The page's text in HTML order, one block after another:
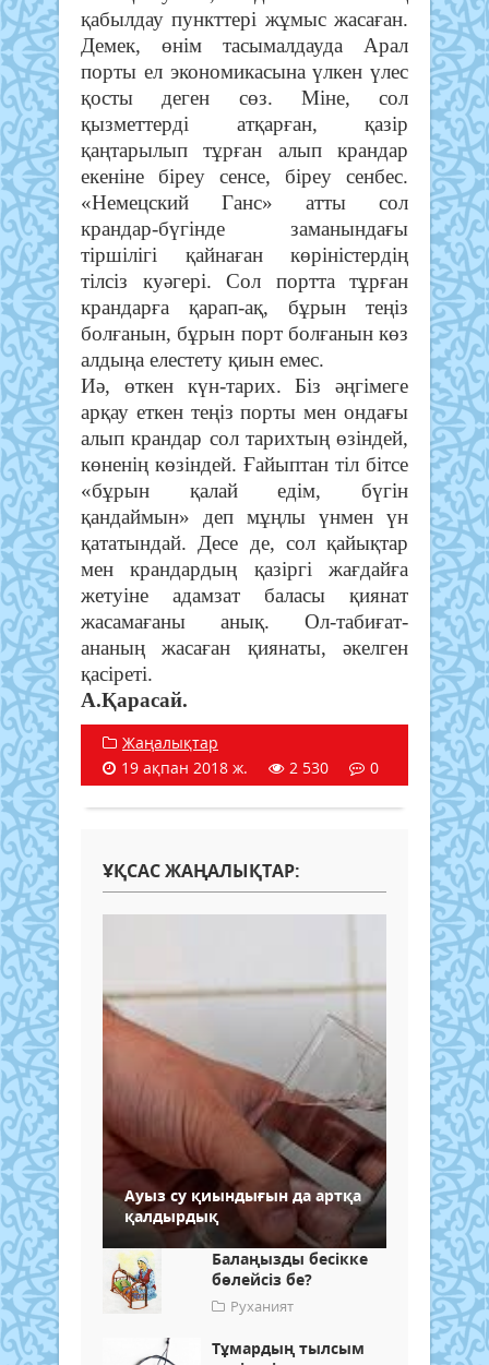
қабылдау пункттері жұмыс жасаған.
Демек, өнім тасымалдауда Арал
порты ел экономикасына үлкен үлес
қосты деген сөз. Міне, сол
қызметтерді атқарған, қазір
қаңтарылып тұрған алып крандар
екеніне біреу сенсе, біреу сенбес.
«Немецский Ганс» атты сол
крандар-бүгінде заманындағы
тіршілігі қайнаған көріністердің
тілсіз куәгері. Сол портта тұрған
крандарға қарап-ақ, бұрын теңіз
болғанын, бұрын порт болғанын көз
алдыңа елестету қиын емес.
Иә, өткен күн-тарих. Біз әңгімеге
арқау еткен теңіз порты мен ондағы
алып крандар сол тарихтың өзіндей,
көненің көзіндей. Ғайыптан тіл бітсе
«бұрын қалай едім, бүгін
қандаймын» деп мұңлы үнмен үн
қататындай. Десе де, сол қайықтар
мен крандардың қазіргі жағдайға
жетуіне адамзат баласы қиянат
жасамағаны анық. Ол-табиғат-
ананың жасаған қиянаты, әкелген
қасіреті.
А.Қарасай.
Жаңалықтар
19 ақпан 2018 ж.
2 530 0
ҰҚСАС ЖАҢАЛЫҚТАР:
Ауыз су қиындығын да артқа
қалдырдық
Балаңызды бесікке
бөлейсіз бе?
Руханият
Тұмардың тылсым